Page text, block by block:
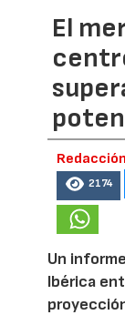
El
2174
Un
Ibérica